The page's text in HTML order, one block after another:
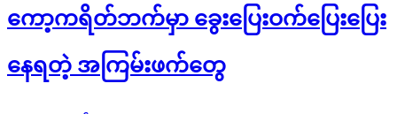
ကော့ကရိတ်ဘက်မှာ ခွေးပြေးဝက်ပြေးပြေး
နေရတဲ့ အကြမ်းဖက်တွေ